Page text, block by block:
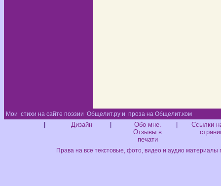
Мои стихи на сайте поэзии Общелит.ру и проза на Общелит.ком
Дизайн
Обо мне.
Отзывы в
печати
Ссылки
Права на все текстовые, фото, видео и аудио